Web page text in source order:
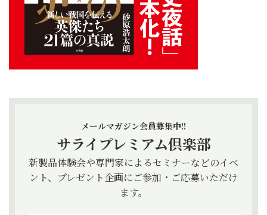
メールマガジン会員募集中!!
サライプレミアム倶楽部
新製品体験会や専門家によるセミナーなどのイベ
ント、プレゼント企画にご参加・ご応募いただけ
ます。